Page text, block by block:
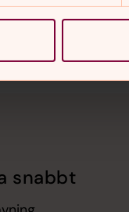
snabbt